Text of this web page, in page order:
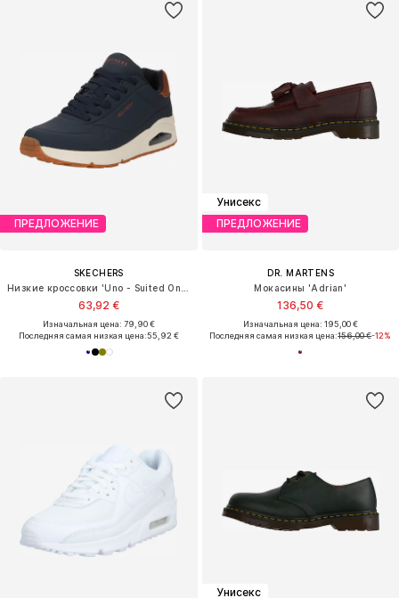
ПРЕДЛОЖЕНИЕ
SKECHERS
63,92 €
Изначальная цена: 79,90 €
Последняя самая низкая цена:55,92 €
Унисекс
ПРЕДЛОЖЕНИЕ
DR. MARTENS
Мокасины 'Adrian'
136,50 €
Изначальная цена: 195,00 €
Последняя самая низкая цена:156,00 €-12%
Унисекс